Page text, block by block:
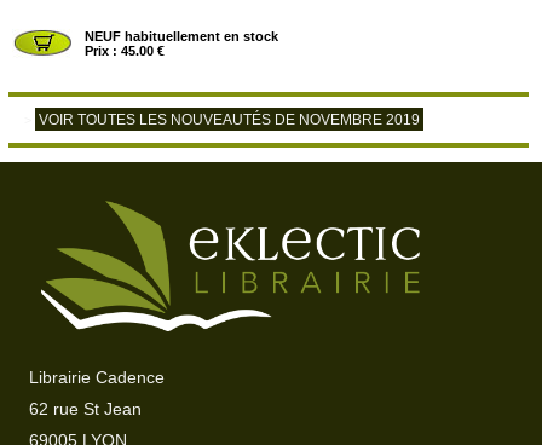
NEUF habituellement en stock
Prix : 45.00 €
VOIR TOUTES LES NOUVEAUTÉS DE NOVEMBRE 2019
Librairie Cadence
62 rue St Jean
69005 LYON